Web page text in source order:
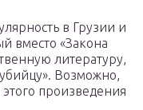
в Грузии и
вместо «Закона
литературу,
Возможно,
произведения